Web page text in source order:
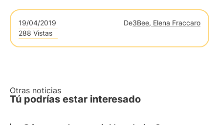
19/04/2019 De3Bee, Elena Fraccaro
288 Vistas
Otras noticias
Tú podrías estar interesado